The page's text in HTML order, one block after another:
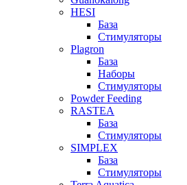
HESI
База
Стимуляторы
Plagron
База
Наборы
Стимуляторы
Powder Feeding
RASTEA
База
Стимуляторы
SIMPLEX
База
Стимуляторы